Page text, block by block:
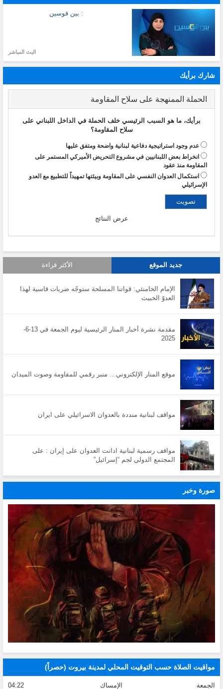
: بين قوسين
البث المباشر
شارك برأيك
الحملة الممنهجة على سلاح المقاومة
برأيك، ما هو السبب الرئيسي خلف الحملة في الداخل اللبناني على
سلاح المقاومة؟
عدم وجود استراتيجية دفاعية لبنانية واضحة ومتفق عليها
انخراط بعض اللبنانيين في مشروع التحريض الأميركي المستمر على
المقاومة منذ عقود
استكمال العدوان النفسي على المقاومة وبيئتها تمهيداً للتطبيع مع العدو
الإسرائيلي
عرض النتائج
جديد الموقع الأكثر قراءة
الإمام الخامنئي: قواتنا المسلحة ستوجّه ضربات قاسية لهذا
العدوّ الخبيث
مقدمة نشرة أخبار المنار الرئيسية ليوم الجمعة في 13-6-
2025
موقع المنار الإلكتروني… منبر رقمي للمقاومة وصوت الميدان
مواقف لبنانية منددة بالعدوان الاسرائيلي على ايران
مواقف رسمية لبنانية ادانت العدوان على إيران : على
المجتمع الدولي لجم “إسرائيل”
صورة وخبر
مواقيت الصلاة حسب التوقيت المحلي لمدينة بيروت (حصراً)
الجمعة الإمساك 04:22